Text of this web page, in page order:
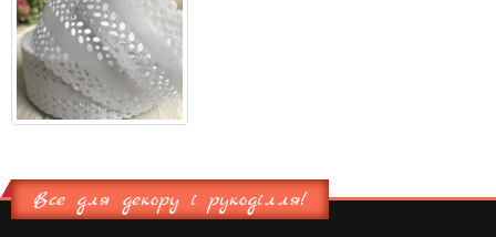
Все для декору і рукоділля!